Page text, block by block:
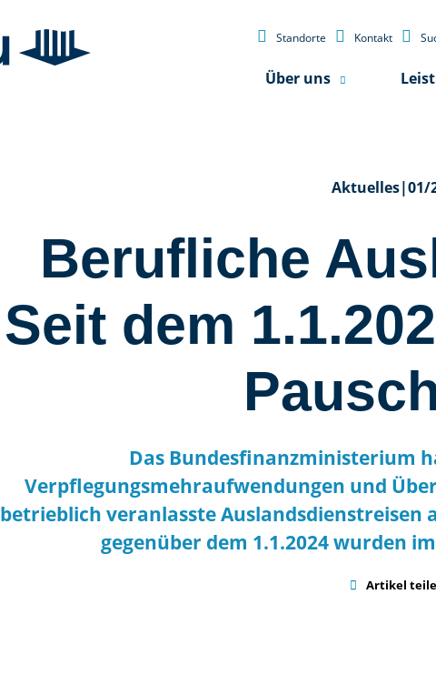
 Standorte  Kontakt 
Über uns
Aktuelles|01/
Berufliche
Seit dem
Das Bundesfinanzministerium
Verpflegungsmehraufwendungen und
betrieblich veranlasste Auslandsdienstreisen
gegenüber dem 1.1.2024 wurden
 Artikel